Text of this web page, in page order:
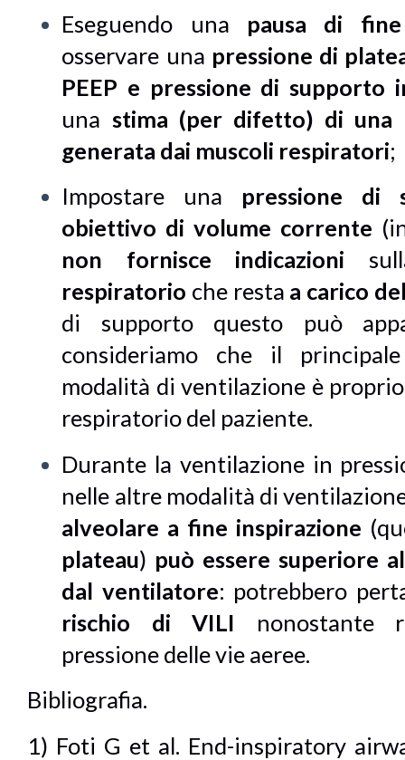
Eseguendo una pausa di
osservare una pressione di
PEEP e pressione di supporto
una stima (per difetto) di una
generata dai muscoli respiratori;
Impostare una pressione di
obiettivo di volume corrente
non fornisce indicazioni
respiratorio che resta a carico
di supporto questo può
consideriamo che il
modalità di ventilazione è
respiratorio del paziente.
Durante la ventilazione in
nelle altre modalità di
alveolare a fine inspirazione
plateau) può essere superiore
dal ventilatore: potrebbero
rischio di VILI nonostante
pressione delle vie aeree.
Bibliografia.
1) Foti G et al. End-inspiratory